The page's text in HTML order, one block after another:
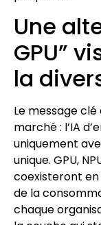
Une
GPU”
la
Le message
marché : l’IA
uniquement
unique. GPU,
coexisteront
de la
chaque